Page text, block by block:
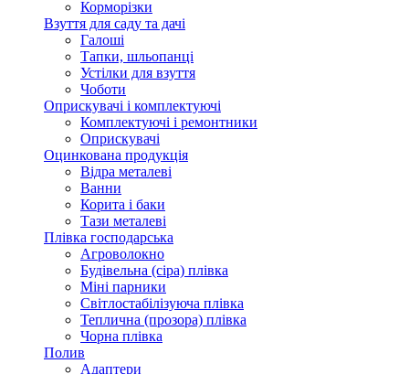
Корморізки
Взуття для саду та дачі
Галоші
Тапки, шльопанці
Устілки для взуття
Чоботи
Оприскувачі і комплектуючі
Комплектуючі і ремонтники
Оприскувачі
Оцинкована продукція
Відра металеві
Ванни
Корита і баки
Тази металеві
Плівка господарська
Агроволокно
Будівельна (сіра) плівка
Міні парники
Світлостабілізуюча плівка
Теплична (прозора) плівка
Чорна плівка
Полив
Адаптери